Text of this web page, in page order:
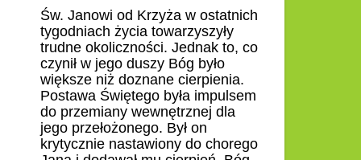
Św. Janowi od Krzyża w ostatnich
tygodniach życia towarzyszyły
trudne okoliczności. Jednak to, co
czynił w jego duszy Bóg było
większe niż doznane cierpienia.
Postawa Świętego była impulsem
do przemiany wewnętrznej dla
jego przełożonego. Był on
krytycznie nastawiony do chorego